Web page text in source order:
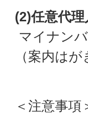
(2)任意代
マイナン
（案内はが
＜注意事項